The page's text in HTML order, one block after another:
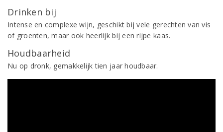
Drinken bij
Intense en complexe wijn, geschikt bij vele gerechten van vis
of groenten, maar ook heerlijk bij een rijpe kaas.
Houdbaarheid
Nu op dronk, gemakkelijk tien jaar houdbaar.